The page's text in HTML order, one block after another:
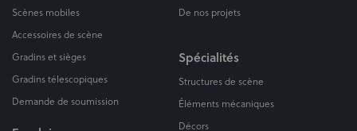
Scènes mobiles
Accessoires de scène
Gradins et sièges
Gradins télescopiques
Demande de soumission
De nos projets
Spécialités
Structures de scène
Éléments mécaniques
Décors